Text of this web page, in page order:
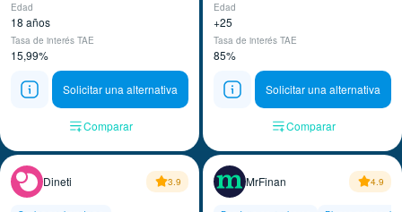
Edad
18 años
Tasa de interés TAE
15,99%
Solicitar una alternativa
Comparar
Edad
+25
Tasa de interés TAE
85%
Solicitar una alternativa
Comparar
Dineti 3.9 MrFinan 4.9